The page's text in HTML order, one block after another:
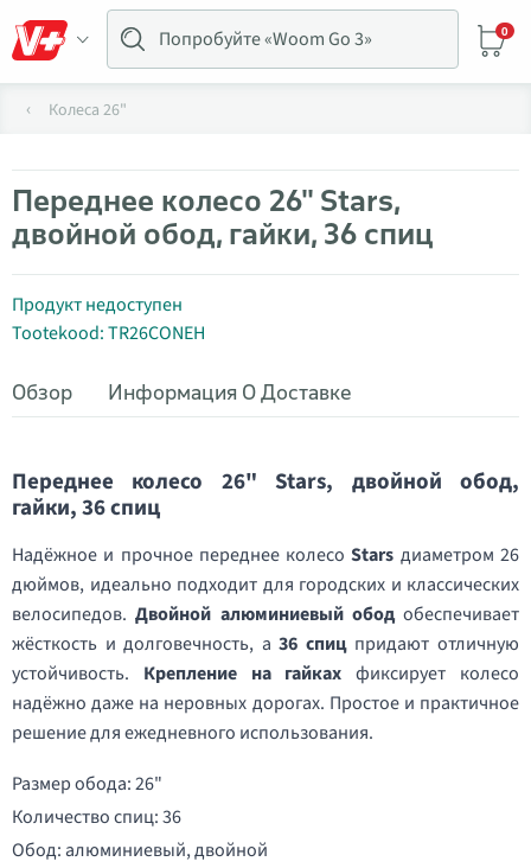
0
Колеса 26"
Переднее колесо 26" Stars,
двойной обод, гайки, 36 спиц
Продукт недоступен
Tootekood: TR26CONEH
Обзор Информация О Доставке
Переднее колесо 26" Stars, двойной обод,
гайки, 36 спиц
Надёжное и прочное переднее колесоStars диаметром 26
дюймов, идеально подходит для городских и классических
велосипедов.Двойной алюминиевый ободобеспечивает
жёсткость и долговечность, а36 спицпридают отличную
устойчивость. Крепление на гайках фиксирует колесо
надёжно даже на неровных дорогах. Простое и практичное
решение для ежедневного использования.
Размер обода: 26"
Количество спиц: 36
Обод: алюминиевый, двойной